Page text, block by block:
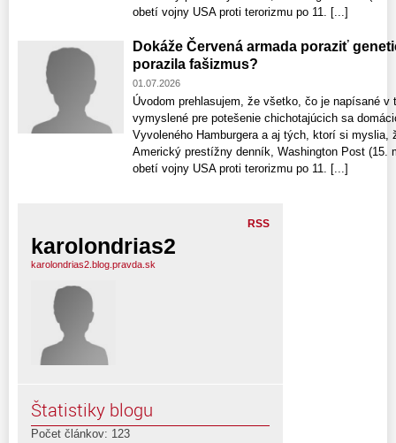
obetí vojny USA proti terorizmu po 11. [...]
Dokáže Červená armada poraziť
porazila fašizmus?
01.07.2026
Úvodom prehlasujem, že všetko, čo je napísané
vymyslené pre potešenie chichotajúcich sa
Vyvoleného Hamburgera a aj tých, ktorí si myslia,
Americký prestížny denník, Washington Post (15.
obetí vojny USA proti terorizmu po 11. [...]
RSS
karolondrias2
karolondrias2.blog.pravda.sk
Štatistiky blogu
Počet článkov: 123